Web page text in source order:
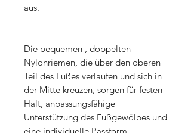
aus.
Die bequemen
, doppelten
Nylonriemen, die über den oberen
Teil des Fußes verlaufen und sich in
der Mitte kreuzen, sorgen für festen
Halt, anpassungsfähige
Unterstützung des Fußgewölbes und